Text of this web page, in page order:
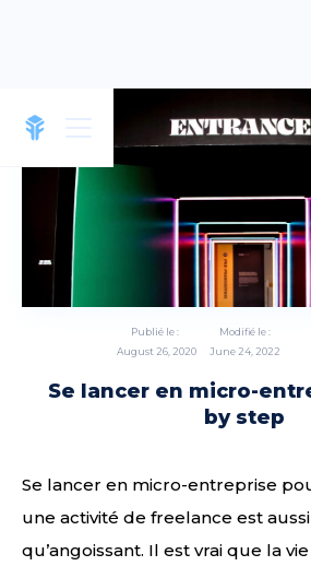
Publié le :
August 26, 2020
Modifié le :
June 24, 2022
Se lancer en micro-
by step
Se lancer en micro-entreprise
une activité de freelance est
qu’angoissant. Il est vrai que la